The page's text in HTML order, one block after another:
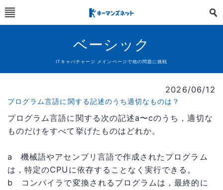
ベーシック
ITキャパチャージ メインページで他の問題に挑戦
2026/06/12
プログラム言語に関する記述のうち適切なものは？
プログラム言語に関する次の記述a〜cのうち，適切な
ものだけをすべて挙げたものはどれか。
a 機械語やアセンブリ言語で作成されたプログラム
は，特定のCPUに依存することなく実行できる。
b コンパイラで変換されるプログラムは，最終的に